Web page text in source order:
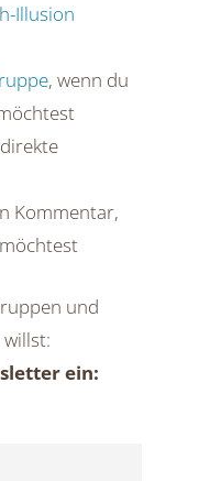
Illusion
, wenn du
Kommentar,
und
ein: